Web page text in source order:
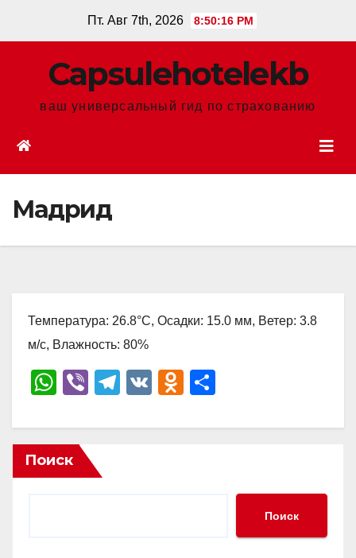
Пт. Авг 7th, 2026 8:50:18 PM
Сapsulehotelekb
ваш универсальный гид по страхованию
Мадрид
Температура: 26.8°C, Осадки: 15.0 мм, Ветер: 3.8
м/с, Влажность: 80%
W
at
s
A
Vi
er
T
e
V
O
n
р
ть
Поиск
Поиск